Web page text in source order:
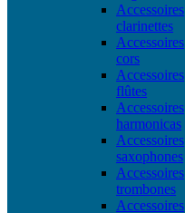
Accessoires
clarinettes
Accessoires
cors
Accessoires
flûtes
Accessoires
harmonicas
Accessoires
saxophones
Accessoires
trombones
Accessoires